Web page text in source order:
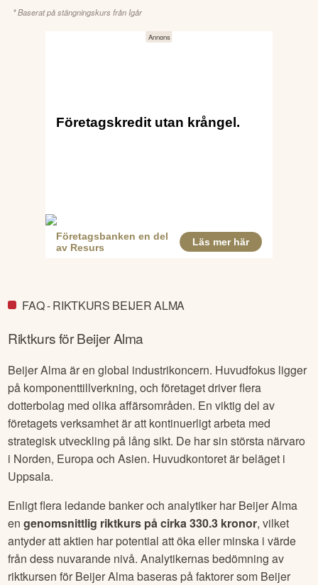
* Baserat på stängningskurs från Igår
FAQ - RIKTKURS BEIJER ALMA
Riktkurs förBeijer Alma
Beijer Alma är en global industrikoncern. Huvudfokus ligger
på komponenttillverkning, och företaget driver flera
dotterbolag med olika affärsområden. En viktig del av
företagets verksamhet är att kontinuerligt arbeta med
strategisk utveckling på lång sikt. De har sin största närvaro
i Norden, Europa och Asien. Huvudkontoret är beläget i
Uppsala.
Enligt flera ledande banker och analytiker har Beijer Alma
engenomsnittlig riktkurs på cirka330.3 kronor, vilket
antyder att aktien har potential att öka eller minska i värde
från dess nuvarande nivå. Analytikernas bedömning av
riktkursen för Beijer Almabaseras på faktorer som Beijer